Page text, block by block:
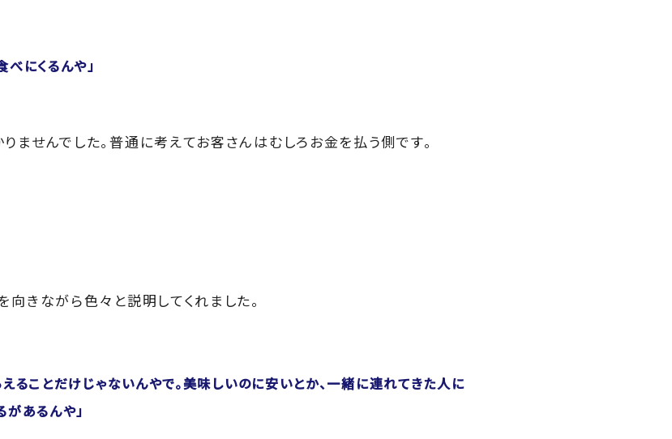
にくるんや」
ませんでした。普通に考えてお客さんはむしろお金を払う側です。
きながら色々と説明してくれました。
えることだけじゃないんやで。美味しいのに安いとか、一緒に連れてきた人に
があるんや」